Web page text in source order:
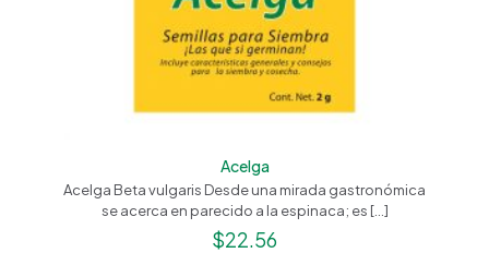
Acelga
Acelga Beta vulgaris Desde una mirada gastronómica
se acerca en parecido a la espinaca; es […]
$22.56